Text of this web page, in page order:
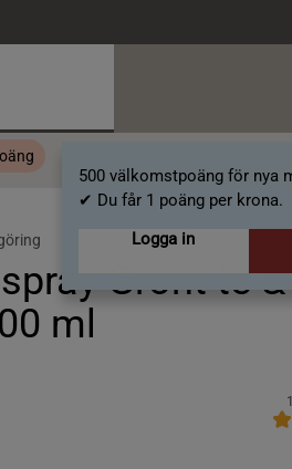
500 välkomstpoäng för nya
✔ Du får 1 poäng per krona.
Logga in
Grönt te &
ml